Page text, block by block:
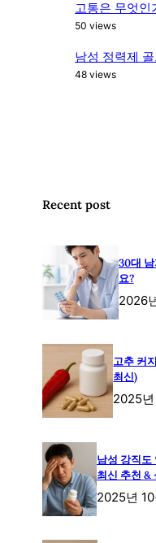
고통은 무엇인
50 views
남성 정력제
48 views
Recent post
30대
요?
2026
고추 커
최신)
2025년
남성 강직도
최신 추천 &
2025년